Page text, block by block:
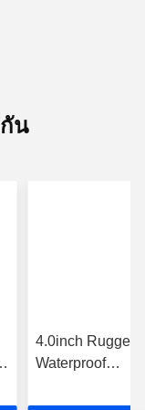
น
4.0inch Rugged
Waterproof